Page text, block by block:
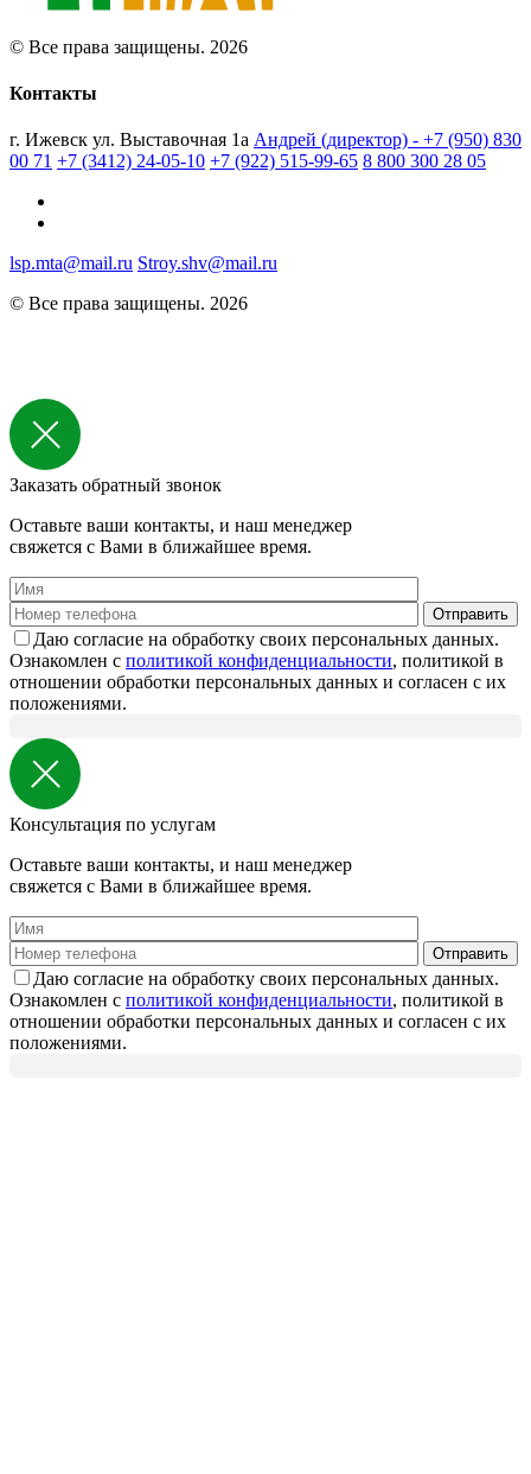
© Все права защищены. 2026
Контакты
г. Ижевск ул. Выставочная 1а Андрей (директор) - +7 (950) 830
00 71 +7 (3412) 24-05-10 +7 (922) 515-99-65 8 800 300 28 05
lsp.mta@mail.ru Stroy.shv@mail.ru
© Все права защищены. 2026
Заказать обратный звонок
Оставьте ваши контакты, и наш менеджер
свяжется с Вами в ближайшее время.
Даю согласие на обработку своих персональных данных.
Ознакомлен с политикой конфиденциальности, политикой в
отношении обработки персональных данных и согласен с их
положениями.
Консультация по услугам
Оставьте ваши контакты, и наш менеджер
свяжется с Вами в ближайшее время.
Даю согласие на обработку своих персональных данных.
Ознакомлен с политикой конфиденциальности, политикой в
отношении обработки персональных данных и согласен с их
положениями.